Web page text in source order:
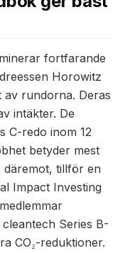
fortfarande
Horowitz
rundorna. Deras
intäkter. De
C-redo inom 12
betyder mest
tillför en
Impact Investing
Series B-
CO₂-reduktioner.